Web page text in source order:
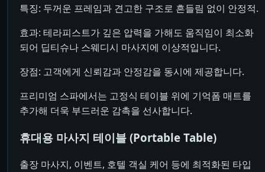
특징: 두꺼운 프레임과 견고한 구조로 흔들림 없이 안정적.
효과: 테라피스트가 깊은 압력을 가해도 움직임이 최소화
되어 딥티슈나 스웨디시 마사지에 이상적입니다.
장점: 고객에게 신뢰감과 안정감을 동시에 제공합니다.
프리미엄 스파에서는 고정식 테이블 위에 기억폼 매트를
추가해 더욱 부드러운 감촉을 선사합니다.
휴대용 마사지 테이블 (Portable Table)
출장 마사지, 이벤트, 호텔 객실 케어 등에 최적화된 타입